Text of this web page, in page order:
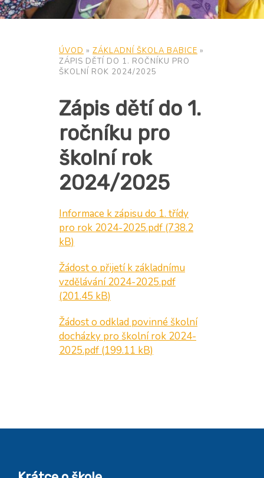
ÚVOD » ZÁKLADNÍ ŠKOLA BABICE »
ZÁPIS DĚTÍ DO 1. ROČNÍKU PRO
ŠKOLNÍ ROK 2024/2025
Zápis dětí do 1.
ročníku pro
školní rok
2024/2025
Informace k zápisu do 1. třídy
pro rok 2024-2025.pdf (738.2
kB)
Žádost o přijetí k základnímu
vzdělávání 2024-2025.pdf
(201.45 kB)
Žádost o odklad povinné školní
docházky pro školní rok 2024-
2025.pdf (199.11 kB)